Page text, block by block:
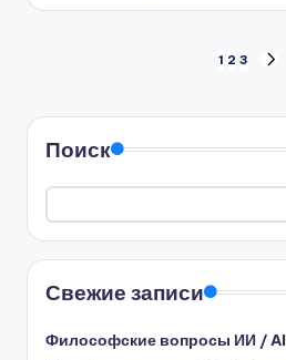
записей
1 2 3
Поиск
Свежие записи
Философские вопросы ИИ / AI